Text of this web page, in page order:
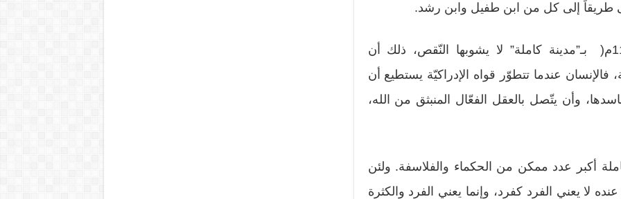
طريقاً إلى كل من ابن طفيل وابن رشد.
حَلِمَ ابن باجَة (1100،(1099- 1138م( بـ”مدينة كاملة” لا يشوبها النّقص، ذلك أن
عندما تتطوّر قواه الإدراكيّة يستطيع أن
وأن يتّصل بالعقل الفعّال المنبثق من الله،
أكبر عدد ممكن من الحكماء والفلاسفة. ولئن
لا يعني الفرد كفرد، وإنما يعني الفرد والكثرة